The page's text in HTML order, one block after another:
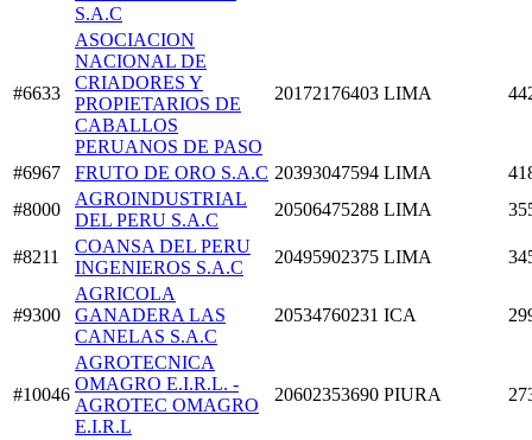
S.A.C
#6633
ASOCIACION
NACIONAL DE
CRIADORES Y
PROPIETARIOS DE
CABALLOS
PERUANOS DE PASO
20172176403 LIMA
#6967 FRUTO DE ORO S.A.C 20393047594 LIMA
#8000
AGROINDUSTRIAL
DEL PERU S.A.C
20506475288 LIMA
#8211
COANSA DEL PERU
INGENIEROS S.A.C
20495902375 LIMA
#9300
AGRICOLA
GANADERA LAS
CANELAS S.A.C
20534760231 ICA
#10046
AGROTECNICA
OMAGRO E.I.R.L. -
AGROTEC OMAGRO
E.I.R.L
20602353690 PIURA